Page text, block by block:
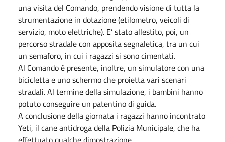
una visita del Comando, prendendo visione di tutta la
strumentazione in dotazione (etilometro, veicoli di
servizio, moto elettriche). E’ stato allestito, poi, un
percorso stradale con apposita segnaletica, tra un cui
un semaforo, in cui i ragazzi si sono cimentati.
Al Comando è presente, inoltre, un simulatore con una
bicicletta e uno schermo che proietta vari scenari
stradali. Al termine della simulazione, i bambini hanno
potuto conseguire un patentino di guida.
A conclusione della giornata i ragazzi hanno incontrato
Yeti, il cane antidroga della Polizia Municipale, che ha